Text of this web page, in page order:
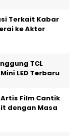
Terkait Kabar
ke Aktor
TCL
LED Terbaru
Film Cantik
dengan Masa